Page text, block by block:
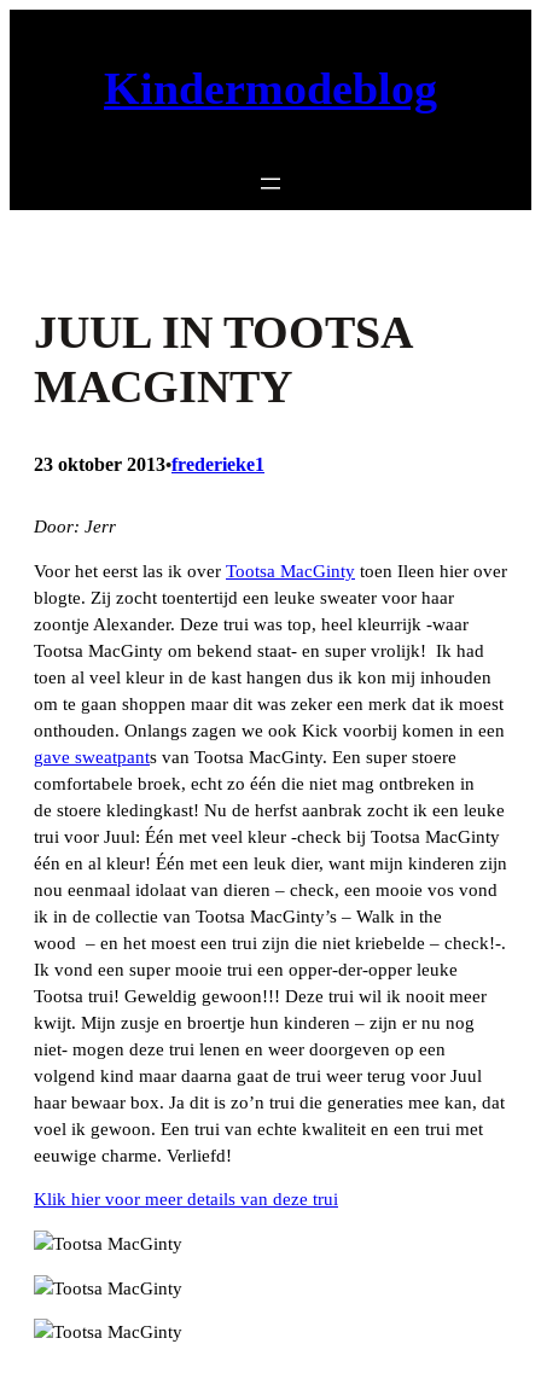
Kindermodeblog
JUUL IN TOOTSA
MACGINTY
23 oktober 2013•frederieke1
Door: Jerr
Voor het eerst las ik over Tootsa MacGinty toen Ileen hier over
blogte. Zij zocht toentertijd een leuke sweater voor haar
zoontje Alexander. Deze trui was top, heel kleurrijk -waar
Tootsa MacGinty om bekend staat- en super vrolijk! Ik had
toen al veel kleur in de kast hangen dus ik kon mij inhouden
om te gaan shoppen maar dit was zeker een merk dat ik moest
onthouden. Onlangs zagen we ook Kick voorbij komen in een
gave sweatpants van Tootsa MacGinty. Een super stoere
comfortabele broek, echt zo één die niet mag ontbreken in
de stoere kledingkast! Nu de herfst aanbrak zocht ik een leuke
trui voor Juul: Één met veel kleur -check bij Tootsa MacGinty
één en al kleur! Één met een leuk dier, want mijn kinderen zijn
nou eenmaal idolaat van dieren – check, een mooie vos vond
ik in de collectie van Tootsa MacGinty’s – Walk in the
wood – en het moest een trui zijn die niet kriebelde – check!-.
Ik vond een super mooie trui een opper-der-opper leuke
Tootsa trui! Geweldig gewoon!!! Deze trui wil ik nooit meer
kwijt. Mijn zusje en broertje hun kinderen – zijn er nu nog
niet- mogen deze trui lenen en weer doorgeven op een
volgend kind maar daarna gaat de trui weer terug voor Juul
haar bewaar box. Ja dit is zo’n trui die generaties mee kan, dat
voel ik gewoon. Een trui van echte kwaliteit en een trui met
eeuwige charme. Verliefd!
Klik hier voor meer details van deze trui